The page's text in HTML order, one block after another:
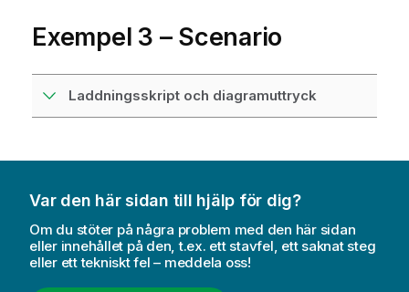
Exempel 3 – Scenario
Laddningsskript och diagramuttryck
Var den här sidan till hjälp för dig?
Om du stöter på några problem med den här sidan
eller innehållet på den, t.ex. ett stavfel, ett saknat steg
eller ett tekniskt fel – meddela oss!